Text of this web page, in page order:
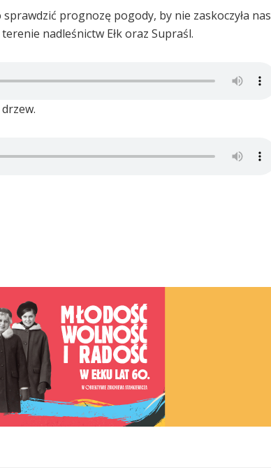
prognozę pogody, by nie zaskoczyła nas
nadleśnictw Ełk oraz Supraśl.